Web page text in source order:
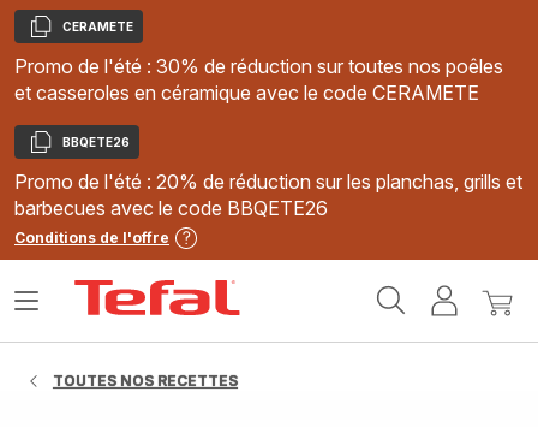
Copier
CERAMETE
Promo de l'été : 30% de réduction sur toutes nos poêles
et casseroles en céramique avec le code CERAMETE
Copier
BBQETE26
Promo de l'été : 20% de réduction sur les planchas, grills et
barbecues avec le code BBQETE26
Conditions de l'offre
MonMon
Ouvrir
TOUTES NOS RECETTES